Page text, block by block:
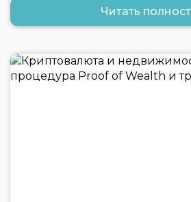
Читать